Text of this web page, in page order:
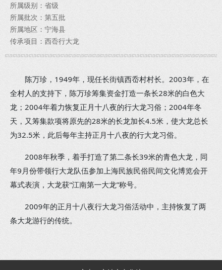
所属级别：省级
所属批次：第五批
所属地区：宁海县
传承项目：西岙行大龙
陈万珍，1949年，现任长街镇西岙村村长。2003年，在
全村人的支持下，陈万珍筹集资金打造一条长28米的白色大
龙；2004年着力恢复正月十八夜的行大龙习俗；2004年冬
天，又筹集款项将原先的28米的长龙加长4.5米，使大龙总长
为32.5米，此后每年主持正月十八夜的行大龙习俗。
2008年秋季，着手打造了第二条长39米的青色大龙，同
年9月份带领行大龙队伍参加上海民族民俗民间文化博览会开
幕式表演，大龙获“江南第一大龙”称号。
2009年的正月十八夜行大龙习俗活动中，主持恢复了两
条大龙游行的传统。